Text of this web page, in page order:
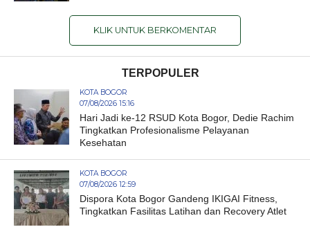
KLIK UNTUK BERKOMENTAR
TERPOPULER
KOTA BOGOR
07/08/2026 15:16
Hari Jadi ke-12 RSUD Kota Bogor, Dedie Rachim
Tingkatkan Profesionalisme Pelayanan
Kesehatan
KOTA BOGOR
07/08/2026 12:59
Dispora Kota Bogor Gandeng IKIGAI Fitness,
Tingkatkan Fasilitas Latihan dan Recovery Atlet